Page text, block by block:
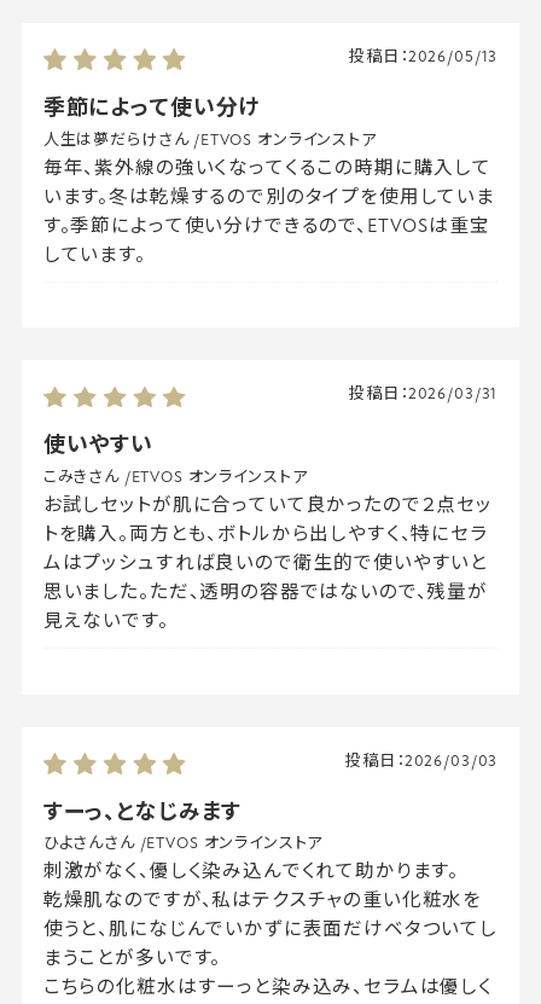
季節によって使い分け
投稿日：2026/05/13
人生は夢だらけさん /ETVOS オンラインストア
毎年、紫外線の強いくなってくるこの時期に購入して
います。冬は乾燥するので別のタイプを使用していま
す。季節によって使い分けできるので、ETVOSは重宝
しています。
使いやすい
投稿日：2026/03/31
こみきさん /ETVOS オンラインストア
お試しセットが肌に合っていて良かったので２点セッ
トを購入。両方とも、ボトルから出しやすく、特にセラ
ムはプッシュすれば良いので衛生的で使いやすいと
思いました。ただ、透明の容器ではないので、残量が
見えないです。
すーっ、となじみます
投稿日：2026/03/03
ひよさんさん /ETVOS オンラインストア
刺激がなく、優しく染み込んでくれて助かります。
乾燥肌なのですが、私はテクスチャの重い化粧水を
使うと、肌になじんでいかずに表面だけベタついてし
まうことが多いです。
こちらの化粧水はすーっと染み込み、セラムは優しく